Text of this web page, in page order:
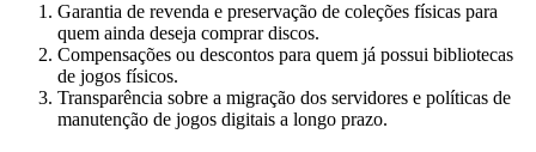
Garantia de revenda e preservação de coleções físicas para
quem ainda deseja comprar discos.
Compensações ou descontos para quem já possui bibliotecas
de jogos físicos.
Transparência sobre a migração dos servidores e políticas de
manutenção de jogos digitais a longo prazo.